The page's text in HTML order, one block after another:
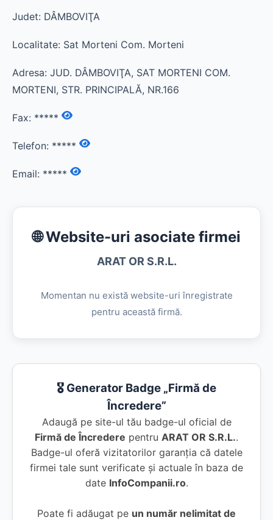
Judet: DÂMBOVIŢA
Localitate: Sat Morteni Com. Morteni
Adresa: JUD. DÂMBOVIŢA, SAT MORTENI COM.
MORTENI, STR. PRINCIPALĂ, NR.166
Fax: *****
Telefon: *****
Email: *****
🌐 Website-uri asociate firmei
ARAT OR S.R.L.
Momentan nu există website-uri înregistrate
pentru această firmă.
🎖️ Generator Badge „Firmă de
Încredere”
Adaugă pe site-ul tău badge-ul oficial de
Firmă de Încredere pentru ARAT OR S.R.L..
Badge-ul oferă vizitatorilor garanția că datele
firmei tale sunt verificate și actuale în baza de
date InfoCompanii.ro.
Poate fi adăugat pe un număr nelimitat de